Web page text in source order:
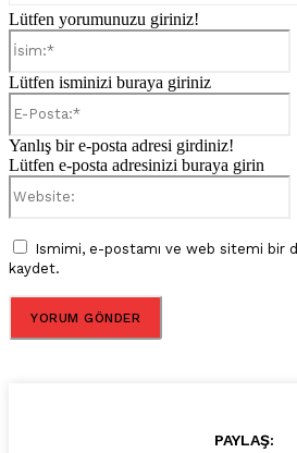
Lütfen yorumunuzu giriniz!
Lütfen isminizi buraya giriniz
Yanlış bir e-posta adresi girdiniz!
Lütfen e-posta adresinizi buraya girin
Ismimi, e-postamı ve web sitemi bir
kaydet.
PAYLAŞ: